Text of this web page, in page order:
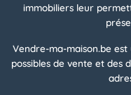
immobiliers leur
Vendre-ma-maison.be
possibles de vente et des